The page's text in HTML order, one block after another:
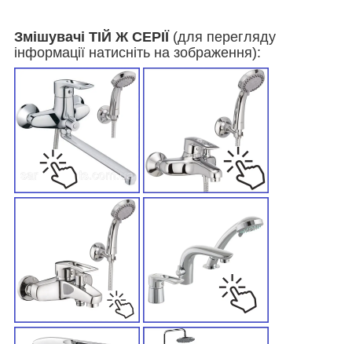
Змішувачі ТІЙ Ж СЕРІЇ(для перегляду
інформації натисніть на зображення):